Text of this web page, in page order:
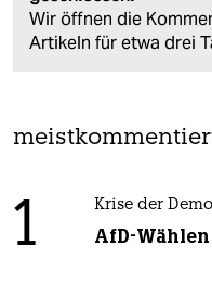
Wir öffnen die
Artikeln für etwa drei
1 Krise der
AfD-